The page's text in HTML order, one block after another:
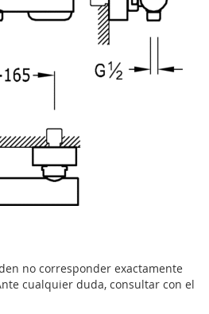
no corresponder exactamente
cualquier duda, consultar con el